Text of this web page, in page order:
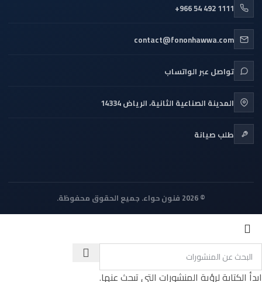
+966 54 492 1111
contact@fononhawwa.com
تواصل عبر الواتساب
المدينة الصناعية الثانية، الرياض 14334
طلب صيانة
© 2026 فنون حواء. جميع الحقوق محفوظة.
ابدأ الكتابة لرؤية المنشورات التي تبحث عنها.